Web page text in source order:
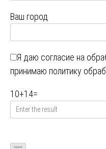
Ваш город
Я даю согласие на
принимаю политику
10+14=